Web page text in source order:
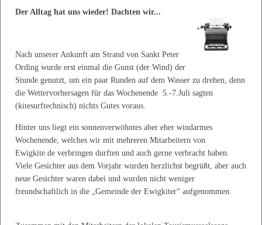
Der Alltag hat uns wieder! Dachten wir...
Nach unserer Ankunft am Strand von Sankt Peter
Ording wurde erst einmal die Gunst (der Wind) der
Stunde genutzt, um ein paar Runden auf dem Wasser zu drehen, denn
die Wettervorhersagen für das Wochenende 5.-7.Juli sagten
(kitesurftechnisch) nichts Gutes voraus.
Hinter uns liegt ein sonnenverwöhntes aber eher windarmes
Wochenende, welches wir mit mehreren Mitarbeitern von
Ewigkite.de verbringen durften und auch gerne verbracht haben.
Viele Gesichter aus dem Vorjahr wurden herzlichst begrüßt, aber auch
neue Gesichter waren dabei und wurden nicht weniger
freundschaftlich in die „Gemeinde der Ewigkiter“ aufgenommen.